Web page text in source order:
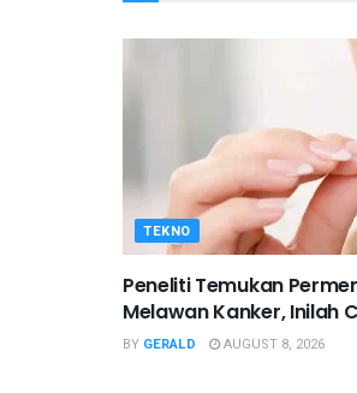
TEKNO
Peneliti Temukan
Melawan Kanker, Inilah
BY GERALD AUGUST 8, 2026